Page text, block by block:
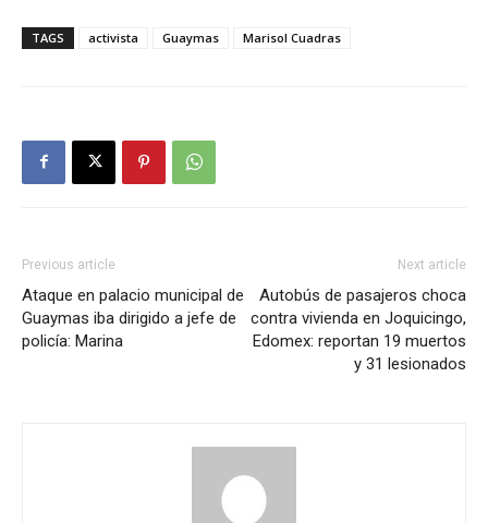
TAGS activista Guaymas Marisol Cuadras
Previous article
Ataque en palacio municipal de
Guaymas iba dirigido a jefe de
policía: Marina
Next article
Autobús de pasajeros choca
contra vivienda en Joquicingo,
Edomex: reportan 19 muertos
y 31 lesionados